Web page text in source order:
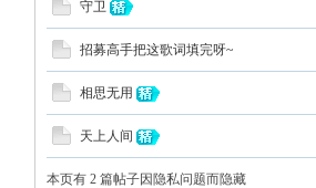
守卫
招募高手把这歌词填完呀~
相思无用
天上人间
本页有 2 篇帖子因隐私问题而隐藏